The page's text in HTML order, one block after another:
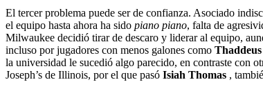
El tercer problema puede ser de confianza. Asociado
el equipo hasta ahora ha sido piano piano, falta de
Milwaukee decidió tirar de descaro y liderar al equipo,
incluso por jugadores con menos galones como
la universidad le sucedió algo parecido, en contraste con
Joseph’s de Illinois, por el que pasó Isiah Thomas ,